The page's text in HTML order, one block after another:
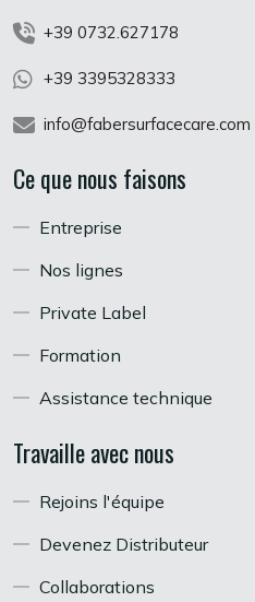
+39 0732.627178
+39 3395328333
info@fabersurfacecare.com
Ce que nous faisons
Entreprise
Nos lignes
Private Label
Formation
Assistance technique
Travaille avec nous
Rejoins l'équipe
Devenez Distributeur
Collaborations